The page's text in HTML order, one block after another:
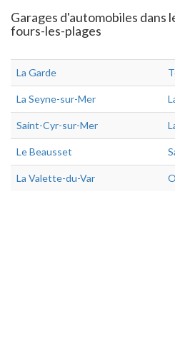
Garages d'automobiles dans
fours-les-plages
La Garde
La Seyne-sur-Mer
Saint-Cyr-sur-Mer
Le Beausset
La Valette-du-Var